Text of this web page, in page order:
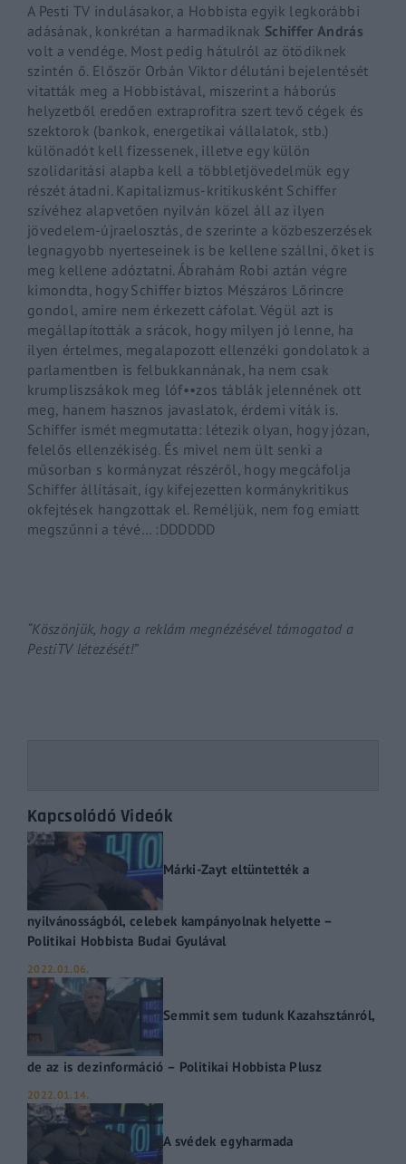
A Pesti TV indulásakor, a Hobbista egyik legkorábbi
adásának, konkrétan a harmadiknak Schiffer András
volt a vendége. Most pedig hátulról az ötödiknek
szintén ő. Először Orbán Viktor délutáni bejelentését
vitatták meg a Hobbistával, miszerint a háborús
helyzetből eredően extraprofitra szert tevő cégek és
szektorok (bankok, energetikai vállalatok, stb.)
különadót kell fizessenek, illetve egy külön
szolidaritási alapba kell a többletjövedelmük egy
részét átadni. Kapitalizmus-kritikusként Schiffer
szívéhez alapvetően nyilván közel áll az ilyen
jövedelem-újraelosztás, de szerinte a közbeszerzések
legnagyobb nyerteseinek is be kellene szállni, őket is
meg kellene adóztatni. Ábrahám Robi aztán végre
kimondta, hogy Schiffer biztos Mészáros Lőrincre
gondol, amire nem érkezett cáfolat. Végül azt is
megállapították a srácok, hogy milyen jó lenne, ha
ilyen értelmes, megalapozott ellenzéki gondolatok a
parlamentben is felbukkannának, ha nem csak
krumpliszsákok meg lóf••zos táblák jelennének ott
meg, hanem hasznos javaslatok, érdemi viták is.
Schiffer ismét megmutatta: létezik olyan, hogy józan,
felelős ellenzékiség. És mivel nem ült senki a
műsorban s kormányzat részéről, hogy megcáfolja
Schiffer állításait, így kifejezetten kormánykritikus
okfejtések hangzottak el. Reméljük, nem fog emiatt
megszűnni a tévé… :DDDDDD
“Köszönjük, hogy a reklám megnézésével támogatod a
PestiTV létezését!”
Kapcsolódó Videók
Márki-Zayt eltüntették a
nyilvánosságból, celebek kampányolnak helyette –
Politikai Hobbista Budai Gyulával
2022.01.06.
Semmit sem tudunk Kazahsztánról,
de az is dezinformáció – Politikai Hobbista Plusz
2022.01.14.
A svédek egyharmada